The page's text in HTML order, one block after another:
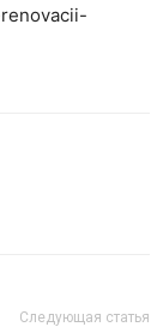
Следующая статья